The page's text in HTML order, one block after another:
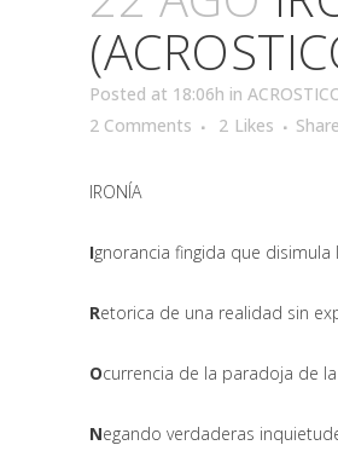
Posted at 18:06h in
2 Comments
2 Likes Share
IRONÍA
Ignorancia fingida que disimula
Retorica de una realidad sin
Ocurrencia de la paradoja de
Negando verdaderas